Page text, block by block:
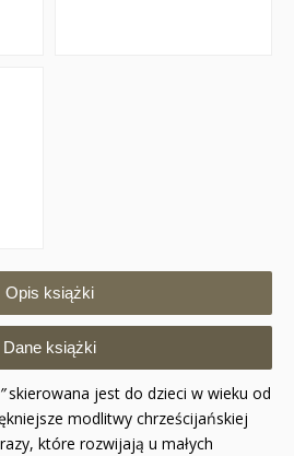
Opis książki
Dane książki
skierowana jest do dzieci w wieku od
modlitwy chrześcijańskiej
które rozwijają u małych